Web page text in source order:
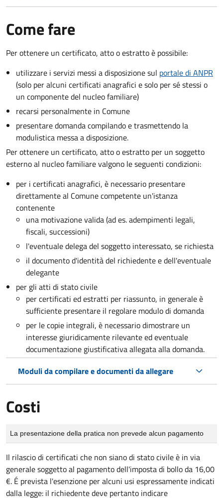
Come fare
Per ottenere un certificato, atto o estratto è possibile:
utilizzare i servizi messi a disposizione sul portale di ANPR
(solo per alcuni certificati anagrafici e solo per sé stessi o
un componente del nucleo familiare)
recarsi personalmente in Comune
presentare domanda compilando e trasmettendo la
modulistica messa a disposizione.
Per ottenere un certificato, atto o estratto per un soggetto
esterno al nucleo familiare valgono le seguenti condizioni:
per i certificati anagrafici, è necessario presentare
direttamente al Comune competente un'istanza
contenente
una motivazione valida (ad es. adempimenti legali,
fiscali, successioni)
l'eventuale delega del soggetto interessato, se richiesta
il documento d'identità del richiedente e dell'eventuale
delegante
per gli atti di stato civile
per certificati ed estratti per riassunto, in generale è
sufficiente presentare il regolare modulo di domanda
per le copie integrali, è necessario dimostrare un
interesse giuridicamente rilevante ed eventuale
documentazione giustificativa allegata alla domanda.
Moduli da compilare e documenti da allegare
Costi
La presentazione della pratica non prevede alcun pagamento
Il rilascio di certificati che non siano di stato civile è in via
generale soggetto al pagamento dell'imposta di bollo da 16,00
€. É prevista l'esenzione per alcuni usi espressamente indicati
dalla legge: il richiedente deve pertanto indicare